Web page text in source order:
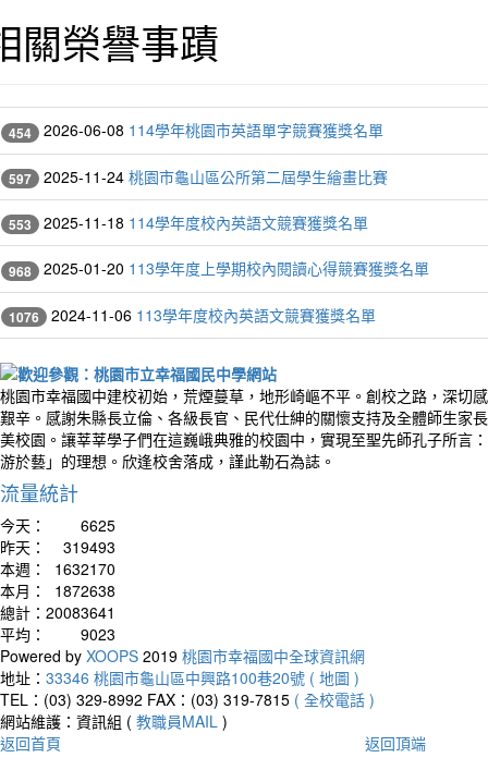
關榮譽事蹟
454 2026-06-08 114學年桃園市英語單字競賽獲獎名單
597 2025-11-24 桃園市龜山區公所第二屆學生繪畫比賽
553 2025-11-18 114學年度校內英語文競賽獲獎名單
968 2025-01-20 113學年度上學期校內閱讀心得競賽獲獎名單
1076 2024-11-06 113學年度校內英語文競賽獲獎名單
桃園市幸福國中建校初始，荒煙蔓草，地形崎嶇不平。創校之路，深切
艱辛。感謝朱縣長立倫、各級長官、民代仕紳的關懷支持及全體師生家
美校園。讓莘莘學子們在這巍峨典雅的校園中，實現至聖先師孔子所言
游於藝」的理想。欣逢校舍落成，謹此勒石為誌。
流量統計
今天：
6625
昨天：
319493
本週：
1632170
本月：
1872638
總計： 20083641
平均：
9023
Powered by XOOPS 2019 桃園市幸福國中全球資訊網
地址： 33346 桃園市龜山區中興路100巷20號 ( 地圖 )
TEL：(03) 329-8992 FAX：(03) 319-7815 ( 全校電話 )
網站維護：資訊組 ( 教職員MAIL )
返回首頁
返回頂端